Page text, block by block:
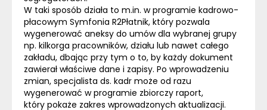
W taki sposób działa to m.in. w programie kadrowo-
płacowym Symfonia R2Płatnik, który pozwala
wygenerować aneksy do umów dla wybranej grupy
np. kilkorga pracowników, działu lub nawet całego
zakładu, dbając przy tym o to, by każdy dokument
zawierał właściwe dane i zapisy. Po wprowadzeniu
zmian, specjalista ds. kadr może od razu
wygenerować w programie zbiorczy raport,
który pokaże zakres wprowadzonych aktualizacji.